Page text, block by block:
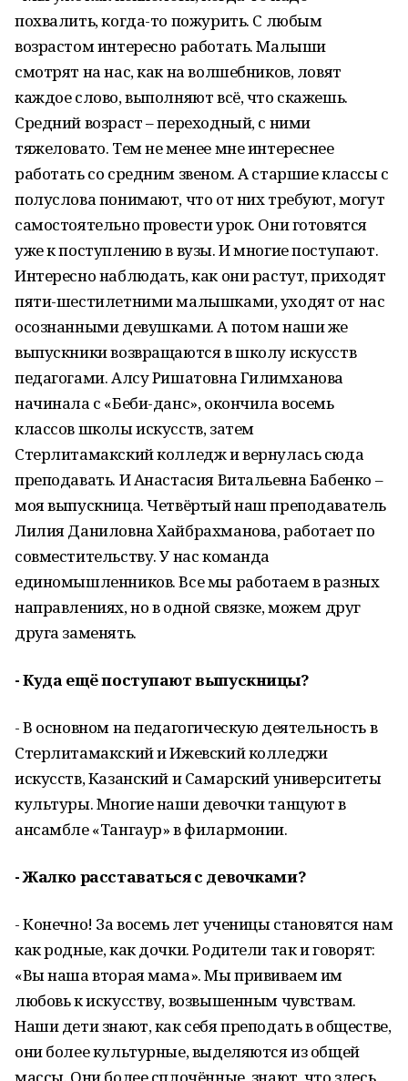
похвалить, когда-то пожурить. С любым
возрастом интересно работать. Малыши
смотрят на нас, как на волшебников, ловят
каждое слово, выполняют всё, что скажешь.
Средний возраст – переходный, с ними
тяжеловато. Тем не менее мне интереснее
работать со средним звеном. А старшие классы с
полуслова понимают, что от них требуют, могут
самостоятельно провести урок. Они готовятся
уже к поступлению в вузы. И многие поступают.
Интересно наблюдать, как они растут, приходят
пяти-шестилетними малышками, уходят от нас
осознанными девушками. А потом наши же
выпускники возвращаются в школу искусств
педагогами. Алсу Ришатовна Гилимханова
начинала с «Беби-данс», окончила восемь
классов школы искусств, затем
Стерлитамакский колледж и вернулась сюда
преподавать. И Анастасия Витальевна Бабенко –
моя выпускница. Четвёртый наш преподаватель
Лилия Даниловна Хайбрахманова, работает по
совместительству. У нас команда
единомышленников. Все мы работаем в разных
направлениях, но в одной связке, можем друг
друга заменять.
- Куда ещё поступают выпускницы?
- В основном на педагогическую деятельность в
Стерлитамакский и Ижевский колледжи
искусств, Казанский и Самарский университеты
культуры. Многие наши девочки танцуют в
ансамбле «Тангаур» в филармонии.
- Жалко расставаться с девочками?
- Конечно! За восемь лет ученицы становятся нам
как родные, как дочки. Родители так и говорят:
«Вы наша вторая мама». Мы прививаем им
любовь к искусству, возвышенным чувствам.
Наши дети знают, как себя преподать в обществе,
они более культурные, выделяются из общей